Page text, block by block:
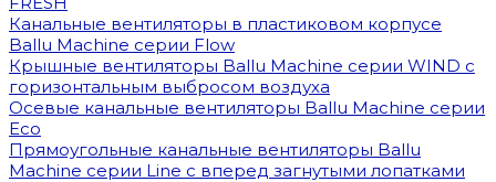
Канальные вентиляторы в пластиковом корпусе
Ballu Machine серии Flow
Крышные вентиляторы Ballu Machine серии WIND с
горизонтальным выбросом воздуха
Осевые канальные вентиляторы Ballu Machine серии
Eco
Прямоугольные канальные вентиляторы Ballu
Machine серии Line с вперед загнутыми лопатками